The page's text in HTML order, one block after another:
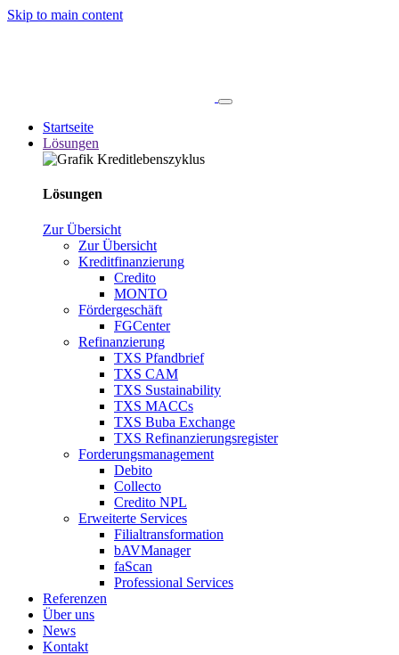
Skip to main content
Startseite
Lösungen
Lösungen
Zur Übersicht
Zur Übersicht
Kreditfinanzierung
Credito
MONTO
Fördergeschäft
FGCenter
Refinanzierung
TXS Pfandbrief
TXS CAM
TXS Sustainability
TXS MACCs
TXS Buba Exchange
TXS Refinanzierungsregister
Forderungsmanagement
Debito
Collecto
Credito NPL
Erweiterte Services
Filialtransformation
bAVManager
faScan
Professional Services
Referenzen
Über uns
News
Kontakt